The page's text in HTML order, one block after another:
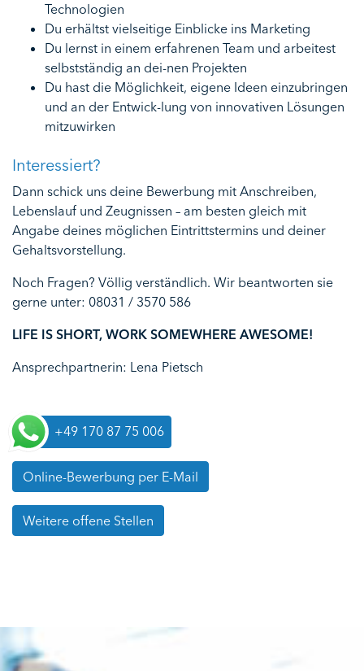
Technologien
Du erhältst vielseitige Einblicke ins Marketing
Du lernst in einem erfahrenen Team und arbeitest
selbstständig an dei-nen Projekten
Du hast die Möglichkeit, eigene Ideen einzubringen
und an der Entwick-lung von innovativen Lösungen
mitzuwirken
Interessiert?
Dann schick uns deine Bewerbung mit Anschreiben,
Lebenslauf und Zeugnissen – am besten gleich mit
Angabe deines möglichen Eintrittstermins und deiner
Gehaltsvorstellung.
Noch Fragen? Völlig verständlich. Wir beantworten sie
gerne unter: 08031 / 3570 586
LIFE IS SHORT, WORK SOMEWHERE AWESOME!
Ansprechpartnerin: Lena Pietsch
+49 170 87 75 006
Online-Bewerbung per E-Mail
Weitere offene Stellen